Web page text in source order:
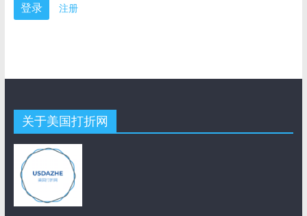
注册
关于美国打折网